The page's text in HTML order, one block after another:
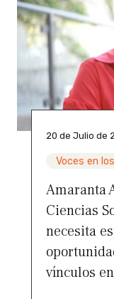
20 de Julio de
Voces en
Amaranta
Ciencias
necesita
vínculos